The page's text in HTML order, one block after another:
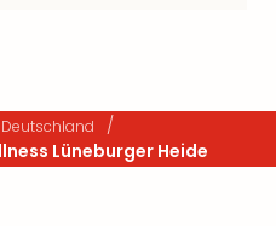
/
Lüneburger Heide